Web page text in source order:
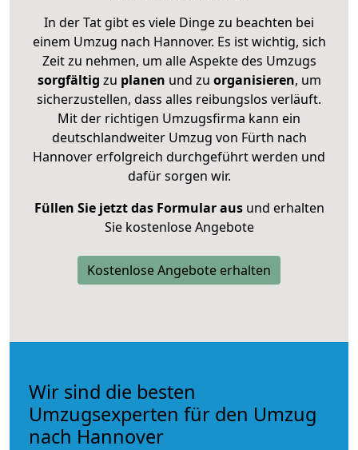
In der Tat gibt es viele Dinge zu beachten bei
einem Umzug nach Hannover. Es ist wichtig, sich
Zeit zu nehmen, um alle Aspekte des Umzugs
sorgfältig zu planen und zu organisieren, um
sicherzustellen, dass alles reibungslos verläuft.
Mit der richtigen Umzugsfirma kann ein
deutschlandweiter Umzug von Fürth nach
Hannover erfolgreich durchgeführt werden und
dafür sorgen wir.
Füllen Sie jetzt das Formular ausund erhalten
Sie kostenlose Angebote
Kostenlose Angebote erhalten
Wir sind die besten
Umzugsexperten für den Umzug
nach Hannover